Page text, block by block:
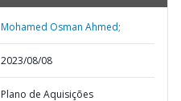
Mohamed Osman Ahmed;
2023/08/08
Plano de Aquisições